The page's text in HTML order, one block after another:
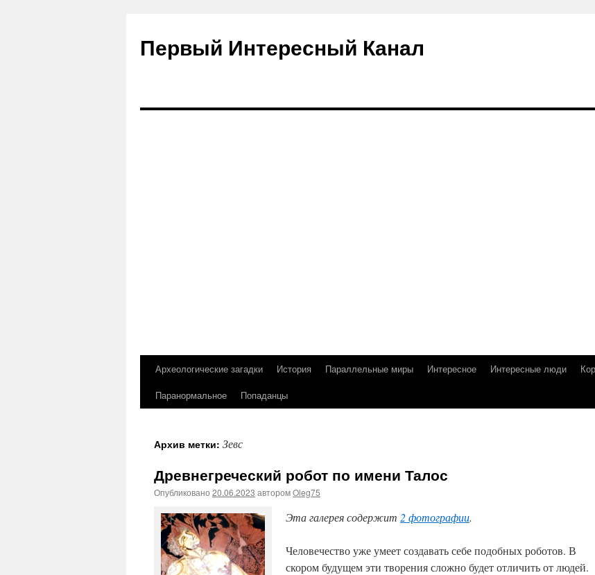
Первый Интересный Канал
Перейти
Археологические загадки История Параллельные миры Интересное Интересные люди
Паранормальное
Попаданцы
Архив метки: Зевс
Древнегреческий робот по имени Талос
Опубликовано 20.06.2023 авторомOleg75
Эта галерея содержит 2 фотографии.
Человечество уже умеет создавать себе подобных роботов. В
скором будущем эти творения сложно будет отличить от людей.